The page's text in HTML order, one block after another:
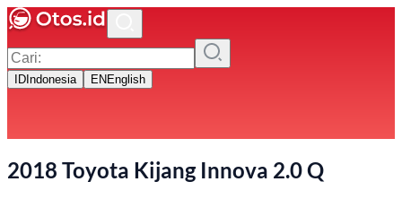
ID Indonesia EN English
2018 Toyota Kijang Innova 2.0 Q